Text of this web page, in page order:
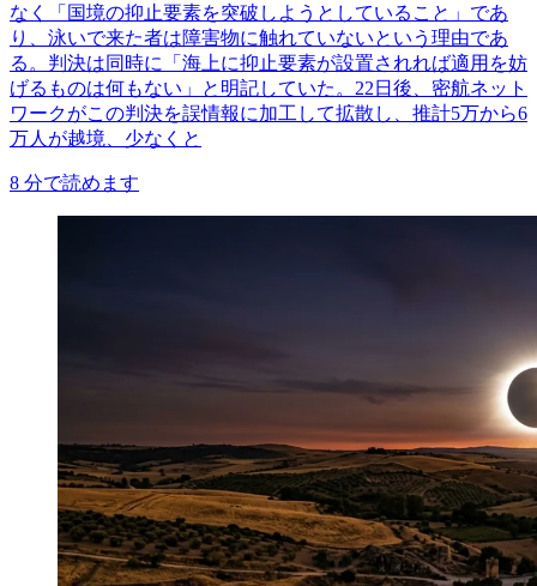
なく「国境の抑止要素を突破しようとしていること」であ
り、泳いで来た者は障害物に触れていないという理由であ
る。判決は同時に「海上に抑止要素が設置されれば適用を妨
げるものは何もない」と明記していた。22日後、密航ネット
ワークがこの判決を誤情報に加工して拡散し、推計5万から6
万人が越境、少なくと
8 分で読めます